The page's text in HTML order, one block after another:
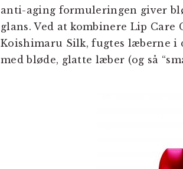
anti-aging formuleringen giver
glans. Ved at kombinere Lip Care
Koishimaru Silk, fugtes læberne i
med bløde, glatte læber (og så